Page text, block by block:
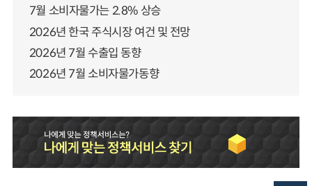
7월 소비자물가는 2.8% 상승
2026년 한국 주식시장 여건 및 전망
2026년 7월 수출입 동향
2026년 7월 소비자물가동향